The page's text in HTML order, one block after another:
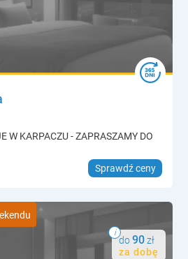
W KARPACZU - ZAPRASZAMY DO
Sprawdź ceny
do90zł
za dobę
i